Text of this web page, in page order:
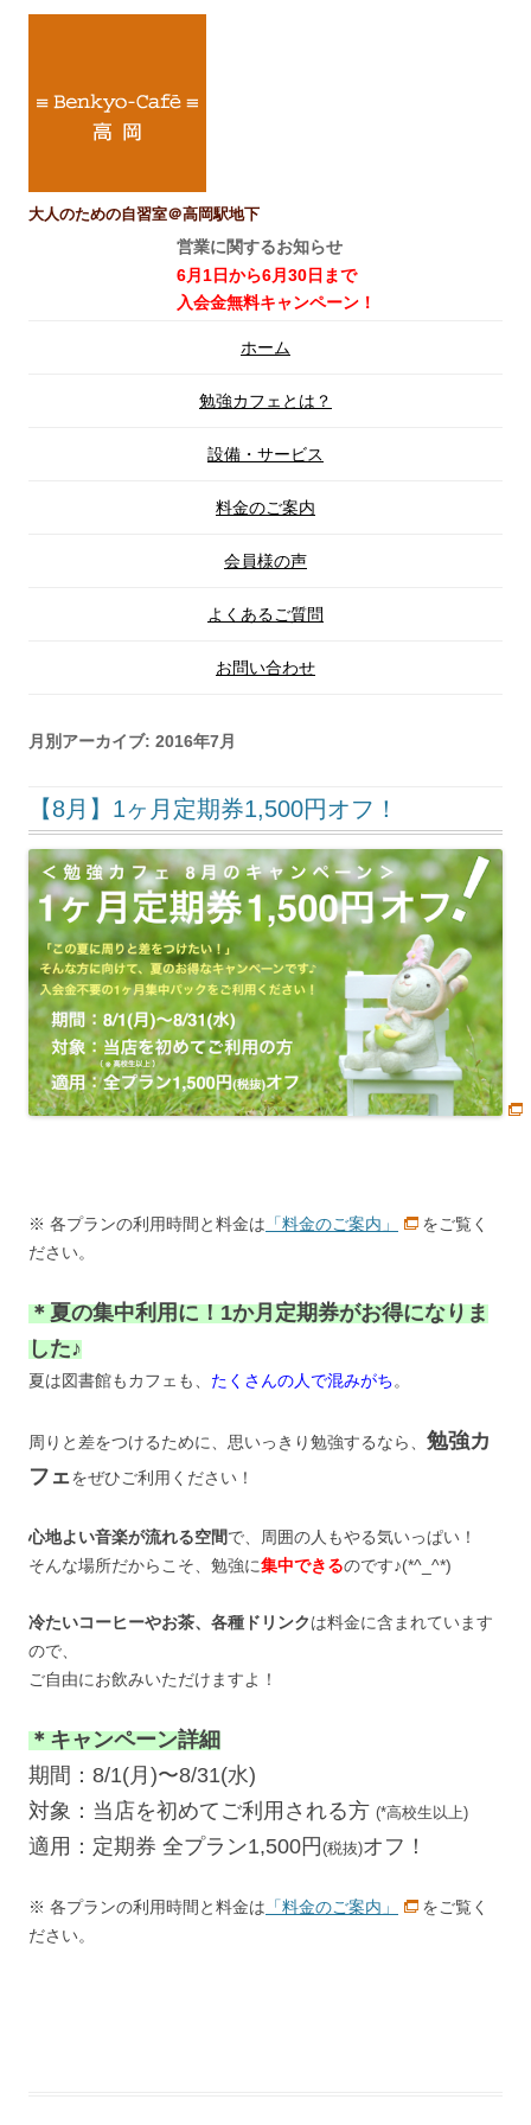
大人のための自習室＠高岡駅地下
営業に関するお知らせ
6月1日から6月30日まで
入会金無料キャンペーン！
ン
ツ
キ
プ
ホーム
勉強カフェとは？
設備・サービス
料金のご案内
会員様の声
よくあるご質問
お問い合わせ
月別アーカイブ: 2016年7月
【8月】1ヶ月定期券1,500円オフ！
※ 各プランの利用時間と料金は 「料金のご案内」
をご覧く
ださい。
＊夏の集中利用に！1か月定期券がお得になりま
した♪
夏は図書館もカフェも、 たくさんの人で混みがち。
周りと差をつけるために、思いっきり勉強するなら、 勉強カ
フェをぜひご利用ください！
心地よい音楽が流れる空間で、周囲の人もやる気いっぱい！
そんな場所だからこそ、勉強に集中できるのです♪(*^_^*)
冷たいコーヒーやお茶、各種ドリンクは料金に含まれています
ので、
ご自由にお飲みいただけますよ！
＊キャンペーン詳細
期間：8/1(月)〜8/31(水)
対象：当店を初めてご利用される方 (*高校生以上)
適用：定期券 全プラン1,500円(税抜)オフ！
※ 各プランの利用時間と料金は 「料金のご案内」
をご覧く
ださい。